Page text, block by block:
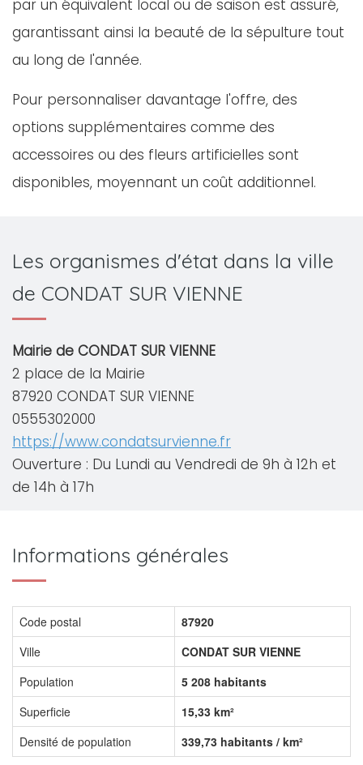
par un équivalent local ou de saison est assuré,
garantissant ainsi la beauté de la sépulture tout
au long de l'année.
Pour personnaliser davantage l'offre, des
options supplémentaires comme des
accessoires ou des fleurs artificielles sont
disponibles, moyennant un coût additionnel.
Les organismes d'état dans la ville
de CONDAT SUR VIENNE
Mairie de CONDAT SUR VIENNE
2 place de la Mairie
87920 CONDAT SUR VIENNE
0555302000
https://www.condatsurvienne.fr
Ouverture : Du Lundi au Vendredi de 9h à 12h et
de 14h à 17h
Informations générales
Code postal
87920
Ville
CONDAT SUR VIENNE
Population
5 208 habitants
Superficie
15,33 km²
Densité de population
339,73 habitants / km²